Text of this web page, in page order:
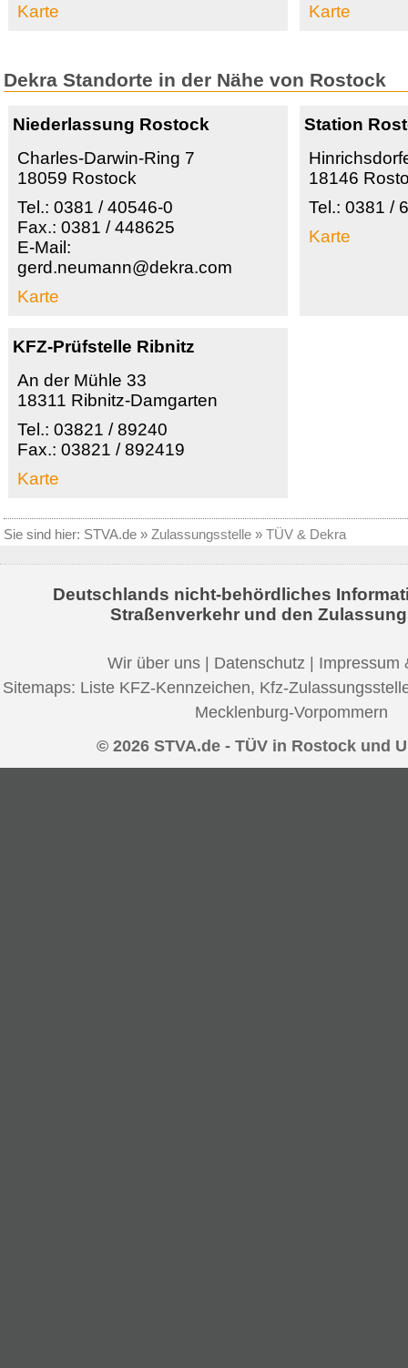
Karte
Karte
Dekra Standorte in der Nähe von Rostock
Niederlassung Rostock
Charles-Darwin-Ring 7
18059 Rostock
Tel.: 0381 / 40546-0
Fax.: 0381 / 448625
E-Mail:
gerd.neumann@dekra.com
Karte
Station
18146
Tel.: 0381 /
Karte
KFZ-Prüfstelle Ribnitz
An der Mühle 33
18311 Ribnitz-Damgarten
Tel.: 03821 / 89240
Fax.: 03821 / 892419
Karte
Sie sind hier: STVA.de » Zulassungsstelle » TÜV & Dekra
Deutschlands nicht-behördliches
Straßenverkehr und den
Wir über uns Datenschutz
Impressum
Sitemaps: Liste KFZ-Kennzeichen, Kfz-
Mecklenburg-Vorpommern
© 2026 STVA.de - TÜV in Rostock und